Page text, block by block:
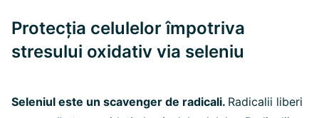
Protecția celulelor împotriva
stresului oxidativ via seleniu
Seleniul este un scavenger de radicali. Radicalii liberi